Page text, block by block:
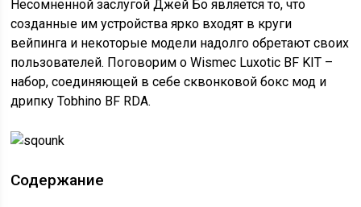
Несомненной заслугой Джей Бо является то, что
созданные им устройства ярко входят в круги
вейпинга и некоторые модели надолго обретают своих
пользователей. Поговорим о Wismec Luxotic BF KIT –
набор, соединяющей в себе сквонковой бокс мод и
дрипку Tobhino BF RDA.
Содержание